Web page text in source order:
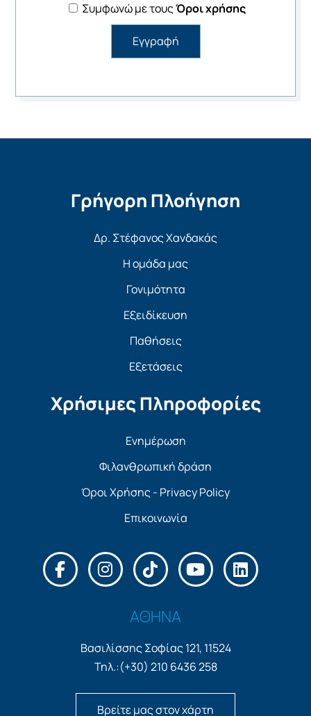
Συμφωνώ με τουςΌροι χρήσης
Γρήγορη Πλοήγηση
Δρ. Στέφανος Χανδακάς
Η ομάδα μας
Γονιμότητα
Εξειδίκευση
Παθήσεις
Εξετάσεις
Χρήσιμες Πληροφορίες
Ενημέρωση
Φιλανθρωπική δράση
Όροι Χρήσης - Privacy Policy
Επικοινωνία
ΑΘΗΝΑ
Βασιλίσσης Σοφίας 121, 11524
Τηλ.:(+30) 210 6436 258
Βρείτε μας στον χάρτη